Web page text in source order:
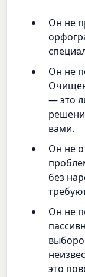
Он не
Он не
— это
вами.
Он не
без
Он не
это